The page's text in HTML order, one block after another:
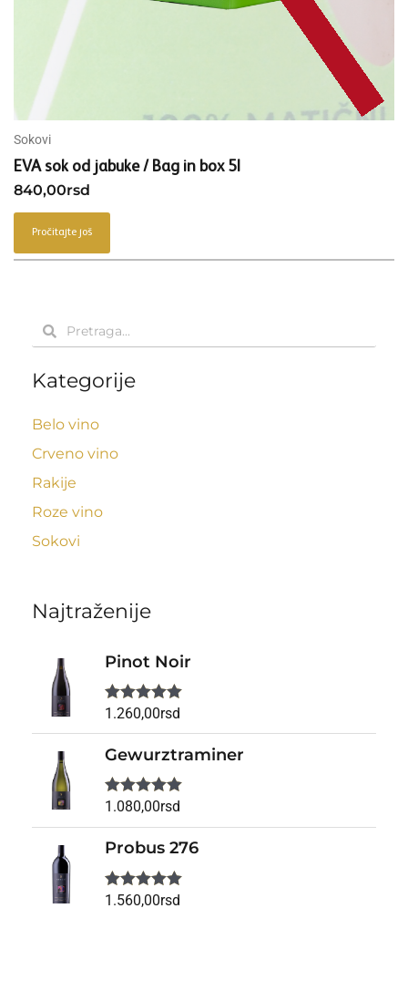
Pretraga
Pretraga
Kategorije
Belo vino
Crveno vino
Rakije
Roze vino
Sokovi
Najtraženije
Pinot Noir
Ocenjeno
1.260,00rsd
Gewurztraminer
Ocenjeno
1.080,00rsd
Probus 276
Ocenjeno
1.560,00rsd
Sokovi
EVA sok od jabuke / Bag in box 5l
840,00rsd
Pročitajte još